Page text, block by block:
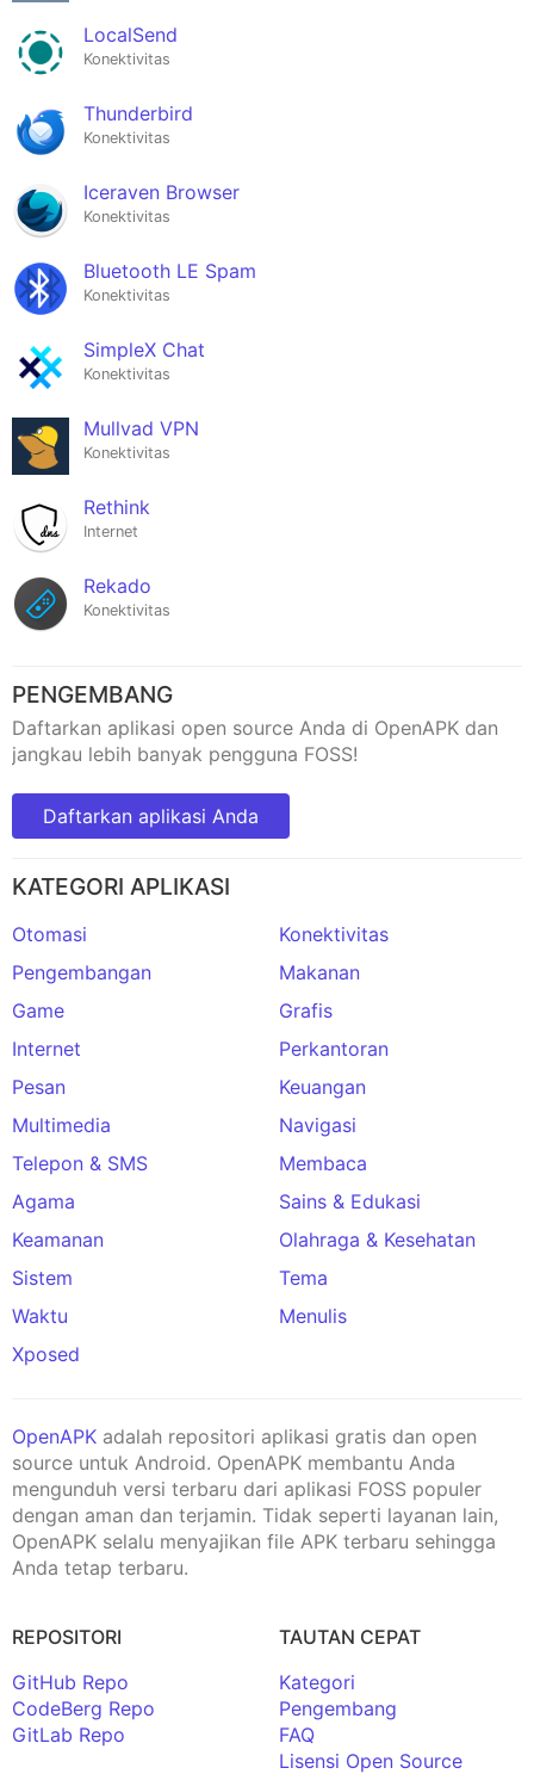
LocalSend
Konektivitas
Thunderbird
Konektivitas
Iceraven Browser
Konektivitas
Bluetooth LE Spam
Konektivitas
SimpleX Chat
Konektivitas
Mullvad VPN
Konektivitas
Rethink
Internet
Rekado
Konektivitas
PENGEMBANG
Daftarkan aplikasi open source Anda di OpenAPK dan
jangkau lebih banyak pengguna FOSS!
Daftarkan aplikasi Anda
KATEGORI APLIKASI
Otomasi
Konektivitas
Pengembangan
Makanan
Game
Grafis
Internet
Perkantoran
Pesan
Keuangan
Multimedia
Navigasi
Telepon & SMS
Membaca
Agama
Sains & Edukasi
Keamanan
Olahraga & Kesehatan
Sistem
Tema
Waktu
Menulis
Xposed
OpenAPK adalah repositori aplikasi gratis dan open
source untuk Android. OpenAPK membantu Anda
mengunduh versi terbaru dari aplikasi FOSS populer
dengan aman dan terjamin. Tidak seperti layanan lain,
OpenAPK selalu menyajikan file APK terbaru sehingga
Anda tetap terbaru.
REPOSITORI
GitHub Repo
CodeBerg Repo
GitLab Repo
TAUTAN CEPAT
Kategori
Pengembang
FAQ
Lisensi Open Source